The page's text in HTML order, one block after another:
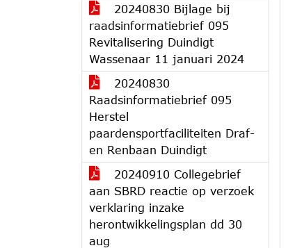
20240830 Bijlage bij
raadsinformatiebrief 095
Revitalisering Duindigt
Wassenaar 11 januari 2024
20240830
Raadsinformatiebrief 095
Herstel
paardensportfaciliteiten Draf-
en Renbaan Duindigt
20240910 Collegebrief
aan SBRD reactie op verzoek
verklaring inzake
herontwikkelingsplan dd 30
aug